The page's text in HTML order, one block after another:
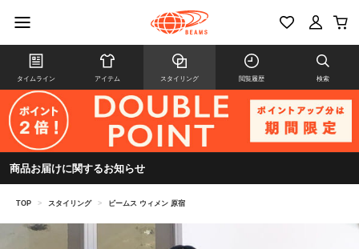
タイムライン アイテム スタイリング 閲覧履歴 検索
商品お届けに関するお知らせ
TOP > スタイリング > ビームス ウィメン 原宿